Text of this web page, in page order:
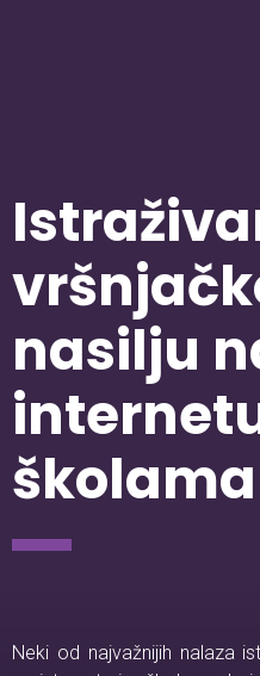
nasilju
školama
Neki od najvažnijih nalaza